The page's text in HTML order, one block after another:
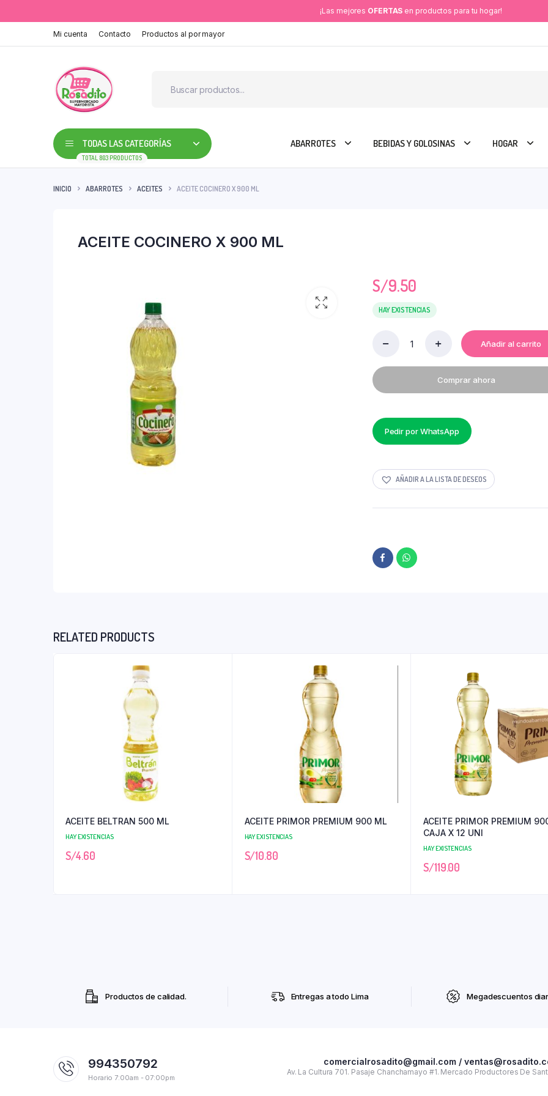
¡Las mejores OFERTAS en productos para tu hogar!
Mi cuenta Contacto Productos al por mayor
TODAS LAS CATEGORÍAS
TOTAL 803 PRODUCTOS
ABARROTES BEBIDAS Y GOLOSINAS HOGAR
INICIO ABARROTES ACEITES ACEITE COCINERO X 900 ML
ACEITE COCINERO X 900 ML
S/9.50
HAY EXISTENCIAS
X
900
ML
Añadir al carrito
Comprar ahora
Pedir por WhatsApp
AÑADIR A LA LISTA DE DESEOS
RELATED PRODUCTS
ACEITE BELTRAN 500 ML
HAY EXISTENCIAS
S/4.60
ACEITE PRIMOR PREMIUM 900 ML
HAY EXISTENCIAS
S/10.80
ACEITE PRIMOR PREMIUM
CAJA X 12 UNI
HAY EXISTENCIAS
S/119.00
Productos de calidad. Entregas a todo Lima Megadescuentos
994350792
Horario 7:00am - 07:00pm
comercialrosadito@gmail.com /
Av. La Cultura 701. Pasaje Chanchamayo #1. Mercado Productores De